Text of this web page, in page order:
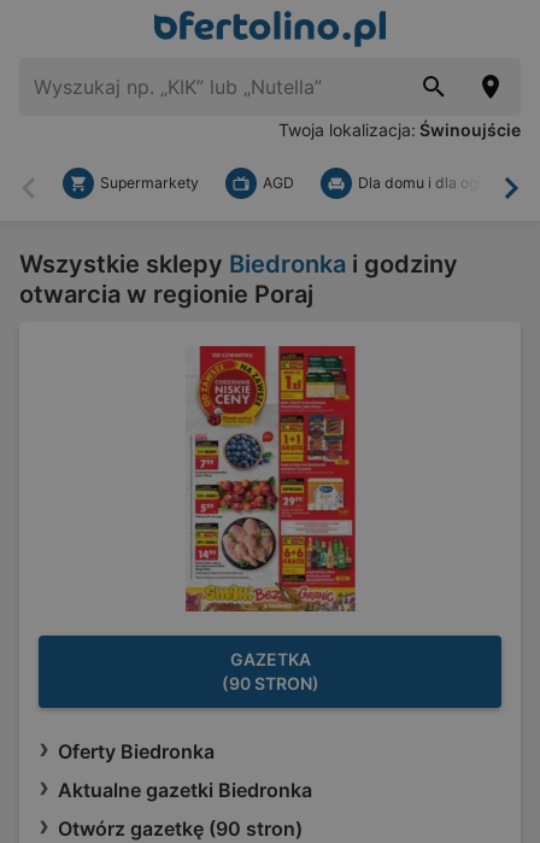
Twoja lokalizacja: Świnoujście
Wstecz
Supermarkety AGD Dla domu i dla ogrodu
Wszystkie sklepy Biedronka i godziny
otwarcia w regionie Poraj
GAZETKA
(90 STRON)
Oferty Biedronka
Aktualne gazetki Biedronka
Otwórz gazetkę (90 stron)